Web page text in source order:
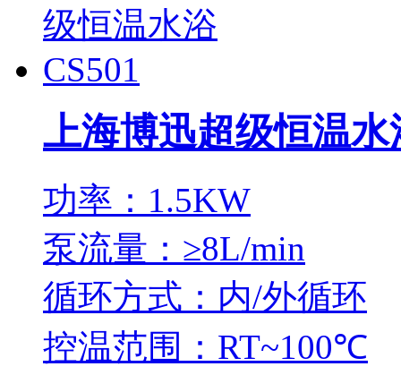
上海博迅超级恒温水
功率：1.5KW
泵流量：≥8L/min
循环方式：内/外循环
控温范围：RT~100℃